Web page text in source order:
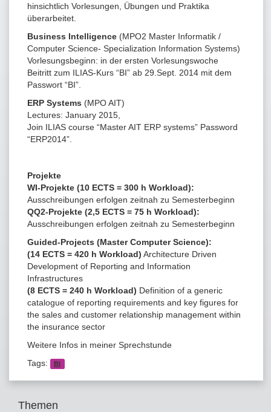
hinsichtlich Vorlesungen, Übungen und Praktika
überarbeitet.
Business Intelligence (MPO2 Master Informatik /
Computer Science- Specialization Information Systems)
Vorlesungsbeginn: in der ersten Vorlesungswoche
Beitritt zum ILIAS-Kurs “BI” ab 29.Sept. 2014 mit dem
Passwort “BI”.
ERP Systems (MPO AIT)
Lectures: January 2015,
Join ILIAS course “Master AIT ERP systems” Password
“ERP2014”.
Projekte
WI-Projekte (10 ECTS = 300 h Workload):
Ausschreibungen erfolgen zeitnah zu Semesterbeginn
QQ2-Projekte (2,5 ECTS = 75 h Workload):
Ausschreibungen erfolgen zeitnah zu Semesterbeginn
Guided-Projects (Master Computer Science):
(14 ECTS = 420 h Workload) Architecture Driven
Development of Reporting and Information
Infrastructures
(8 ECTS = 240 h Workload) Definition of a generic
catalogue of reporting requirements and key figures for
the sales and customer relationship management within
the insurance sector
Weitere Infos in meiner Sprechstunde
Tags:
BI
Themen